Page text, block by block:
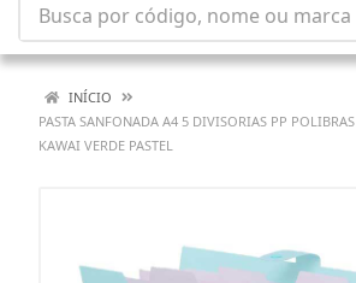
INÍCIO
PASTA SANFONADA A4 5 DIVISORIAS PP POLIBRAS
KAWAI VERDE PASTEL